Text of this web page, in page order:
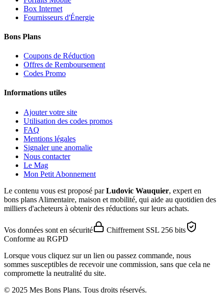
Box Internet
Fournisseurs d'Énergie
Bons Plans
Coupons de Réduction
Offres de Remboursement
Codes Promo
Informations utiles
Ajouter votre site
Utilisation des codes promos
FAQ
Mentions légales
Signaler une anomalie
Nous contacter
Le Mag
Mon Petit Abonnement
Le contenu vous est proposé parLudovic Wauquier, expert en
bons plans Alimentaire, maison et mobilité, qui aide au quotidien des
milliers d'acheteurs à obtenir des réductions sur leurs achats.
Vos données sont en sécurité
Chiffrement SSL 256 bits
Conforme au RGPD
Lorsque vous cliquez sur un lien ou passez commande, nous
sommes susceptibles de recevoir une commission, sans que cela ne
compromette la neutralité du site.
© 2025 Mes Bons Plans. Tous droits réservés.